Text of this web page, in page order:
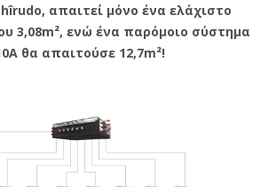
απαιτεί μόνο ένα ελάχιστο
3,08m², ενώ ένα παρόμοιο σύστημα
θα απαιτούσε 12,7m²!​